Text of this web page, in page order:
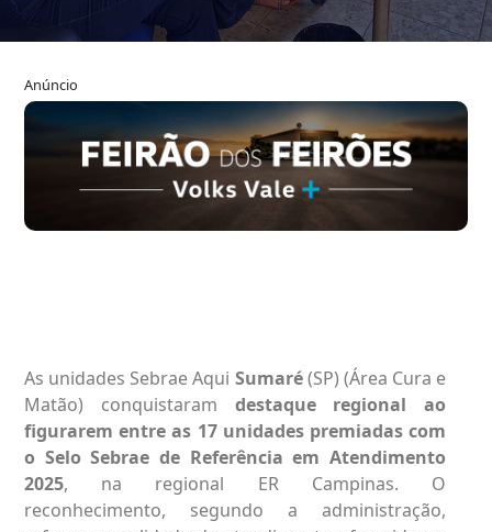
Anúncio
As unidades Sebrae Aqui Sumaré(SP) (Área Cura e
Matão) conquistaram destaque regional ao
figurarem entre as 17 unidades premiadas com
o Selo Sebrae de Referência em Atendimento
2025, na regional ER Campinas. O
reconhecimento, segundo a administração,